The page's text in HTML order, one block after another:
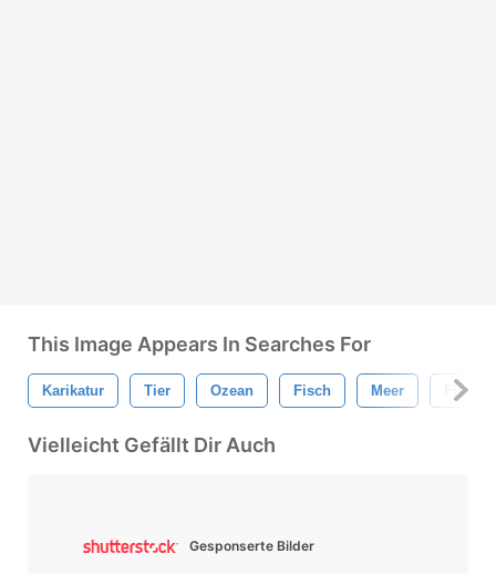
This Image Appears In Searches For
Karikatur Tier Ozean Fisch Meer Fische
Vielleicht Gefällt Dir Auch
Gesponserte Bilder